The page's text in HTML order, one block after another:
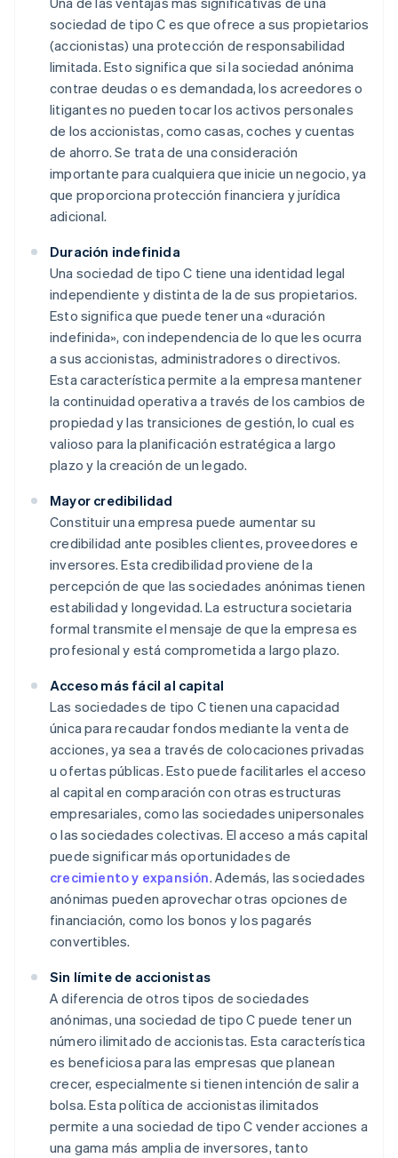
sociedad de tipo C es que ofrece a sus propietarios
(accionistas) una protección de responsabilidad
limitada. Esto significa que si la sociedad anónima
contrae deudas o es demandada, los acreedores o
litigantes no pueden tocar los activos personales
de los accionistas, como casas, coches y cuentas
de ahorro. Se trata de una consideración
importante para cualquiera que inicie un negocio, ya
que proporciona protección financiera y jurídica
adicional.
Duración indefinida
Una sociedad de tipo C tiene una identidad legal
independiente y distinta de la de sus propietarios.
Esto significa que puede tener una «duración
indefinida», con independencia de lo que les ocurra
a sus accionistas, administradores o directivos.
Esta característica permite a la empresa mantener
la continuidad operativa a través de los cambios de
propiedad y las transiciones de gestión, lo cual es
valioso para la planificación estratégica a largo
plazo y la creación de un legado.
Mayor credibilidad
Constituir una empresa puede aumentar su
credibilidad ante posibles clientes, proveedores e
inversores. Esta credibilidad proviene de la
percepción de que las sociedades anónimas tienen
estabilidad y longevidad. La estructura societaria
formal transmite el mensaje de que la empresa es
profesional y está comprometida a largo plazo.
Acceso más fácil al capital
Las sociedades de tipo C tienen una capacidad
única para recaudar fondos mediante la venta de
acciones, ya sea a través de colocaciones privadas
u ofertas públicas. Esto puede facilitarles el acceso
al capital en comparación con otras estructuras
empresariales, como las sociedades unipersonales
o las sociedades colectivas. El acceso a más capital
puede significar más oportunidades de
crecimiento y expansión. Además, las sociedades
anónimas pueden aprovechar otras opciones de
financiación, como los bonos y los pagarés
convertibles.
Sin límite de accionistas
A diferencia de otros tipos de sociedades
anónimas, una sociedad de tipo C puede tener un
número ilimitado de accionistas. Esta característica
es beneficiosa para las empresas que planean
crecer, especialmente si tienen intención de salir a
bolsa. Esta política de accionistas ilimitados
permite a una sociedad de tipo C vender acciones a
una gama más amplia de inversores, tanto